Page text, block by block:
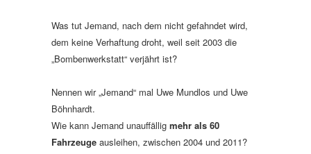
Was tut Jemand, nach dem nicht gefahndet wird,
dem keine Verhaftung droht, weil seit 2003 die
„Bombenwerkstatt“ verjährt ist?
Nennen wir „Jemand“ mal Uwe Mundlos und Uwe
Böhnhardt.
Wie kann Jemand unauffällig mehr als 60
Fahrzeuge ausleihen, zwischen 2004 und 2011?